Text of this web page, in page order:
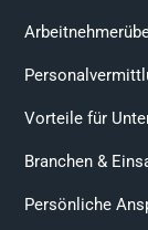
Vorteile für
Branchen &
Persönliche